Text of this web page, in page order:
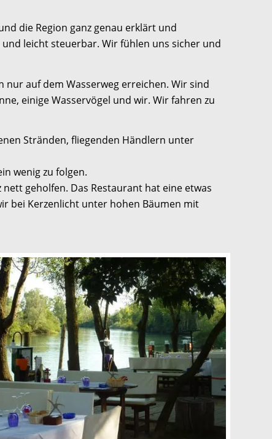
die Region ganz genau erklärt und
leicht steuerbar. Wir fühlen uns sicher und
nur auf dem Wasserweg erreichen. Wir sind
einige Wasservögel und wir. Wir fahren zu
Stränden, fliegenden Händlern unter
wenig zu folgen.
geholfen. Das Restaurant hat eine etwas
bei Kerzenlicht unter hohen Bäumen mit